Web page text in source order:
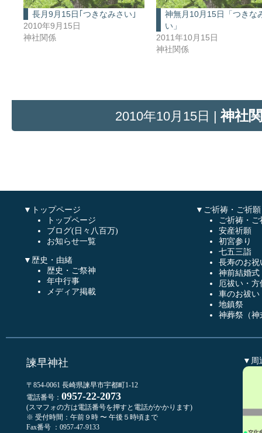
長月9月15日｢つきなみさい｣
2010年9月15日
神社関係
神無月10月15日「つきな
い」
2011年10月15日
神社関係
2010年10月15日 |神社
▼トップページ
トップページ
ブログ(日々八百万)
お知らせ一覧
▼歴史・由緒
歴史・ご祭神
年中行事
メディア掲載
▼ご祈祷・ご祈願
ご祈祷・ご
安産祈願
初宮参り
七五三詣
長寿のお祝
神前結婚式
厄祓い・方
車のお祓い
地鎮祭
神葬祭（神
諫早神社
〒854-0061 長崎県諫早市宇都町1-12
電話番号： 0957-22-2073
(スマフォの方は電話番号を押すと電話がかかります)
※ 受付時間：午前９時 〜 午後５時頃まで
Fax番号 ：0957-47-9133
▼周